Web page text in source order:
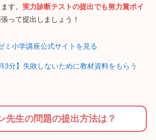
す。 実力診断テストの提出でも努力賞ポイ
って提出しましょう！
ミ小学講座公式サイトを見る
3分】失敗しないために教材資料をもらう
先生の問題の提出方法は？